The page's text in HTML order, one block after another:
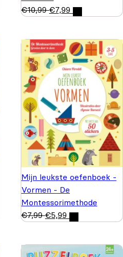
€10,99 €7,99
Mijn leukste oefenboek -
Vormen - De
Montessorimethode
€7,99 €5,99